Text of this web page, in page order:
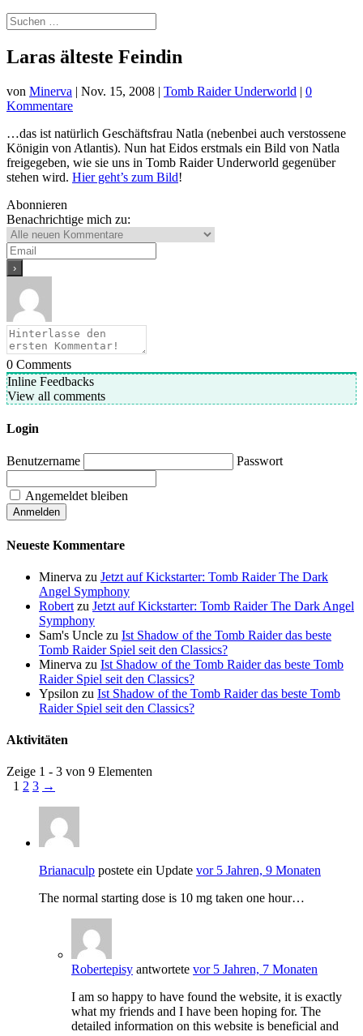
Laras älteste Feindin
von Minerva | Nov. 15, 2008 | Tomb Raider Underworld | 0
Kommentare
…das ist natürlich Geschäftsfrau Natla (nebenbei auch verstossene
Königin von Atlantis). Nun hat Eidos erstmals ein Bild von Natla
freigegeben, wie sie uns in Tomb Raider Underworld gegenüber
stehen wird. Hier geht’s zum Bild!
Abonnieren
Benachrichtige mich zu:
0 Comments
Inline Feedbacks
View all comments
Login
Benutzername Passwort
Angemeldet bleiben
Neueste Kommentare
Minerva zu Jetzt auf Kickstarter: Tomb Raider The Dark
Angel Symphony
Robert zu Jetzt auf Kickstarter: Tomb Raider The Dark Angel
Symphony
Sam's Uncle zu Ist Shadow of the Tomb Raider das beste
Tomb Raider Spiel seit den Classics?
Minerva zu Ist Shadow of the Tomb Raider das beste Tomb
Raider Spiel seit den Classics?
Ypsilon zu Ist Shadow of the Tomb Raider das beste Tomb
Raider Spiel seit den Classics?
Aktivitäten
Zeige 1 - 3 von 9 Elementen
1 2 3 →
Brianaculp postete ein Update vor 5 Jahren, 9 Monaten
The normal starting dose is 10 mg taken one hour…
Robertepisy antwortete vor 5 Jahren, 7 Monaten
I am so happy to have found the website, it is exactly
what my friends and I have been hoping for. The
detailed information on this website is beneficial and